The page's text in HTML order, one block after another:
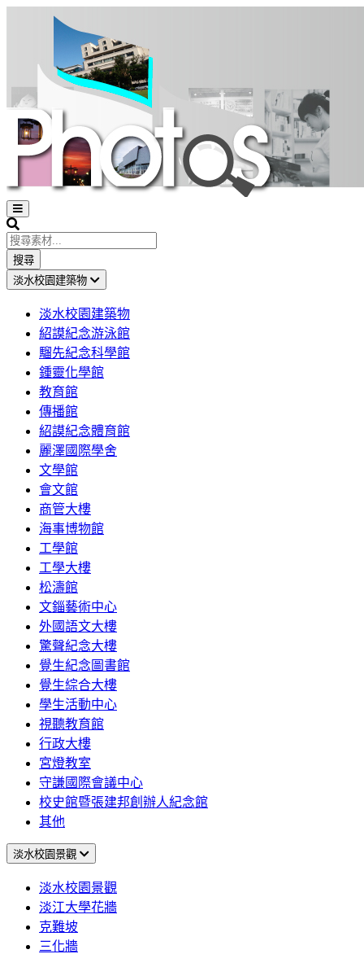
Open
sidebar
Search
搜尋
淡水校園建築物
淡水校園建築物
紹謨紀念游泳館
騮先紀念科學館
鍾靈化學館
教育館
傳播館
紹謨紀念體育館
麗澤國際學舍
文學館
會文館
商管大樓
海事博物館
工學館
工學大樓
松濤館
文錙藝術中心
外國語文大樓
驚聲紀念大樓
覺生紀念圖書館
覺生綜合大樓
學生活動中心
視聽教育館
行政大樓
宮燈教室
守謙國際會議中心
校史館暨張建邦創辦人紀念館
其他
淡水校園景觀
淡水校園景觀
淡江大學花牆
克難坡
三化牆